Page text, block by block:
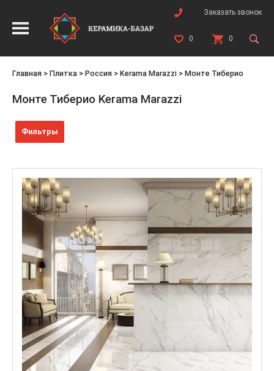
Заказать звонок
0 0
Главная > Плитка > Россия > Kerama Marazzi > Монте Тиберио
Монте Тиберио Kerama Marazzi
Фильтры